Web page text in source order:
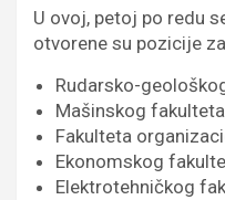
U ovoj, petoj po redu
otvorene su pozicije
Rudarsko-
Mašinskog
Fakulteta
Ekonomskog
Elektrotehničkog